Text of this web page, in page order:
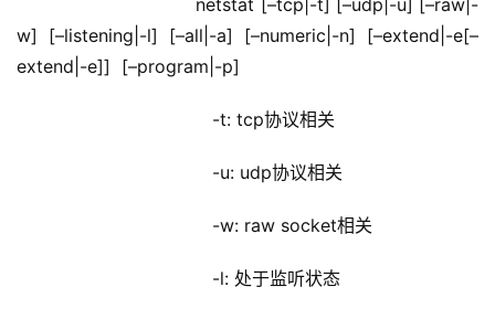
netstat [–tcp|-t] [–udp|-u] [–raw|-
w] [–listening|-l] [–all|-a] [–numeric|-n] [–extend|-e[–
extend|-e]]  [–program|-p]
-t: tcp协议相关
-u: udp协议相关
-w: raw socket相关
-l: 处于监听状态